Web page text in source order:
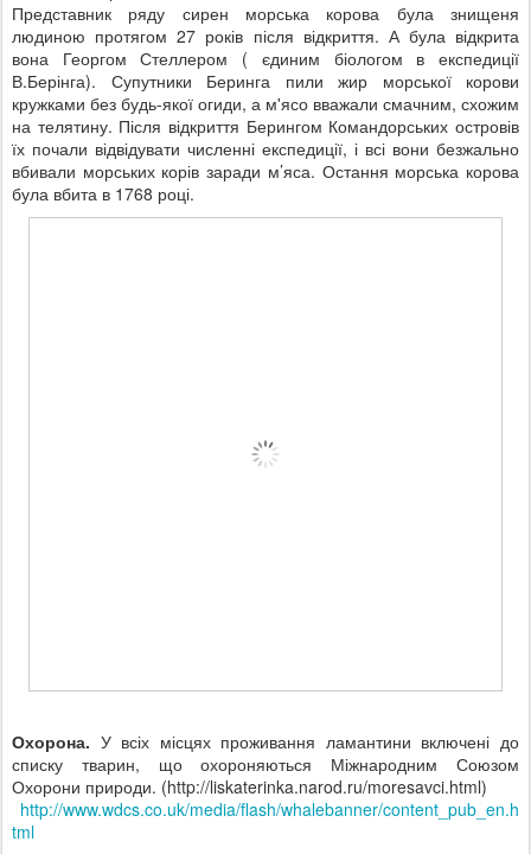
Представник ряду сирен морська корова була знищеня
людиною протягом 27 років після відкриття. А була відкрита
вона Георгом Стеллером ( єдиним біологом в експедиції
В.Берінга). Супутники Беринга пили жир морської корови
кружками без будь-якої огиди, а м'ясо вважали смачним, схожим
на телятину. Після відкриття Берингом Командорських островів
їх почали відвідувати численні експедиції, і всі вони безжально
вбивали морських корів заради м’яса. Остання морська корова
була вбита в 1768 році.
Охорона. У всіх місцях проживання ламантини включені до
списку тварин, що охороняються Міжнародним Союзом
Охорони природи. (http://liskaterinka.narod.ru/moresavci.html)
http://www.wdcs.co.uk/media/flash/whalebanner/content_pub_en.h
tml